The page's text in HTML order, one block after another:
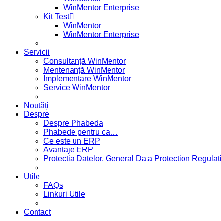
WinMentor Enterprise
Kit Test
WinMentor
WinMentor Enterprise
Servicii
Consultanță WinMentor
Mentenanță WinMentor
Implementare WinMentor
Service WinMentor
Noutăți
Despre
Despre Phabeda
Phabede pentru ca…
Ce este un ERP
Avantaje ERP
Protectia Datelor, General Data Protection
Utile
FAQs
Linkuri Utile
Contact